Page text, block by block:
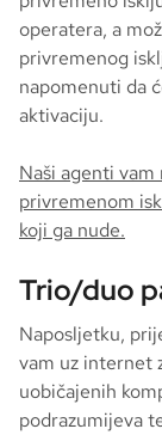
operatera, a
privremenog
napomenuti da
aktivaciju.
Naši agenti
privremenom
koji ga nude.
Trio/duo
Naposljetku,
vam uz internet
uobičajenih
podrazumijeva